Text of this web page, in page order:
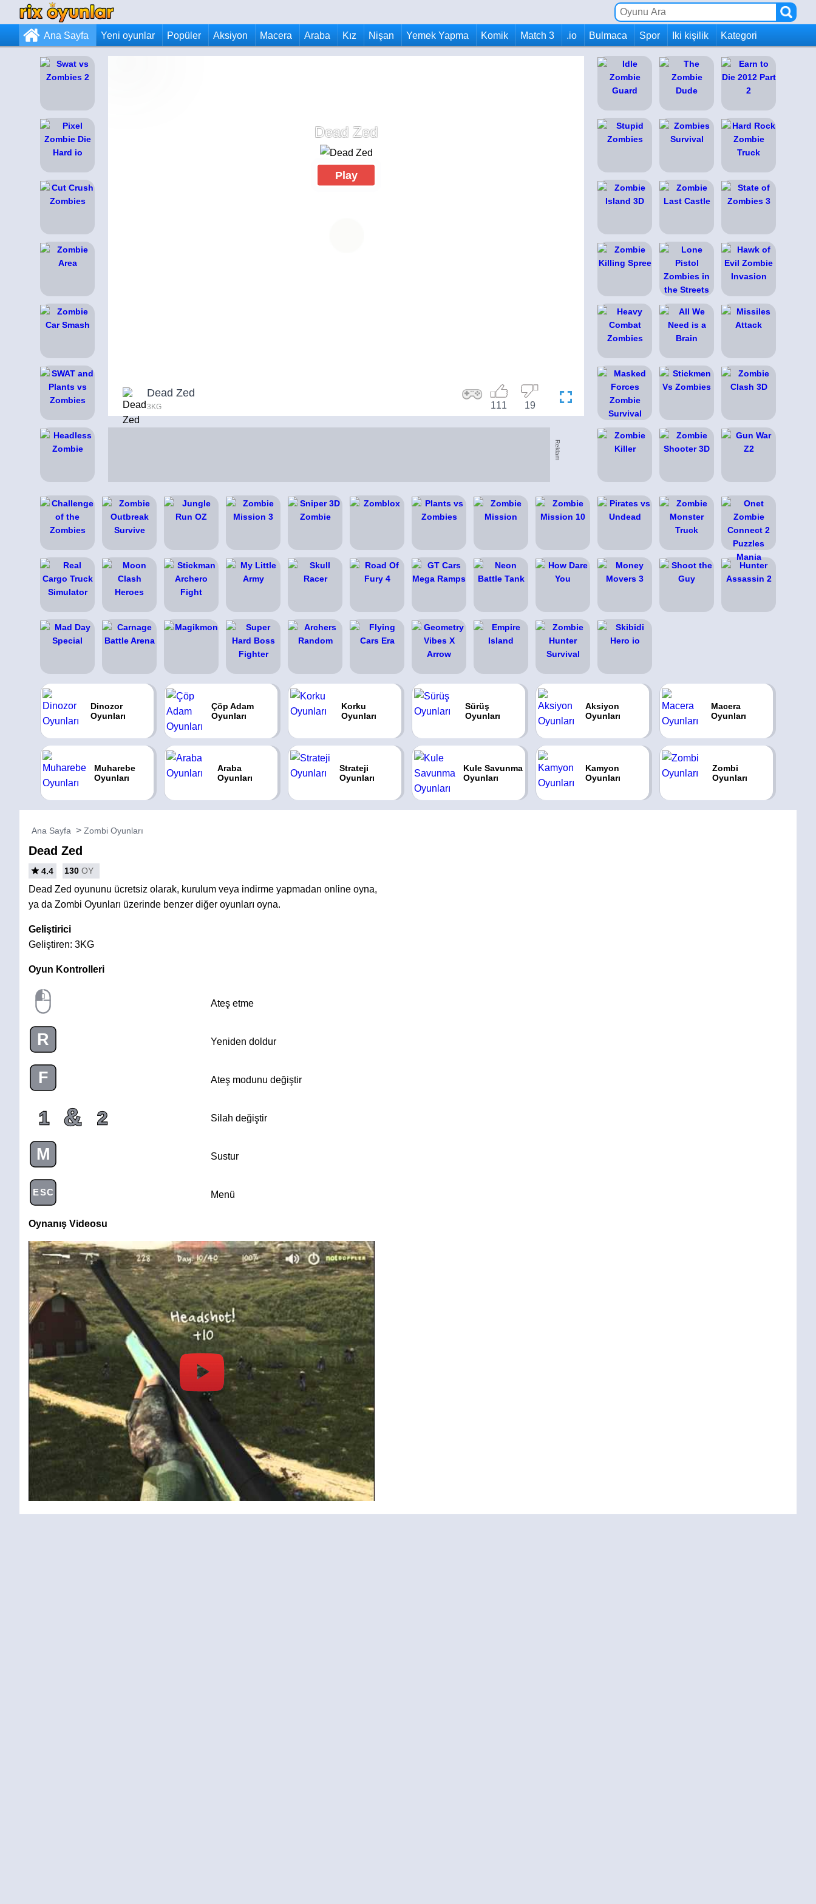
Ana Sayfa Yeni oyunlar Popüler Aksiyon Macera Araba Kız Nişan Yemek Yapma Komik Match 3 .io Bulmaca Spor Iki kişilik Kategori
Dead Zed
Play
Dead Zed
3KG 19
111
Reklam
Dinozor
Oyunları
Çöp Adam
Oyunları
Korku
Oyunları
Sürüş
Oyunları
Aksiyon
Oyunları
Macera
Oyunları
Muharebe
Oyunları
Araba
Oyunları
Strateji
Oyunları
Kule Savunma
Oyunları
Kamyon
Oyunları
Zombi
Oyunları
Ana Sayfa Zombi Oyunları
Dead Zed
4.4 130 OY
Dead Zed oyununu ücretsiz olarak, kurulum veya indirme yapmadan online oyna,
ya da Zombi Oyunları üzerinde benzer diğer oyunları oyna.
Geliştirici
Geliştiren: 3KG
Oyun Kontrolleri
Ateş etme
R Yeniden doldur
F Ateş modunu değiştir
1 & 2 Silah değiştir
M Sustur
ESC Menü
Oynanış Videosu